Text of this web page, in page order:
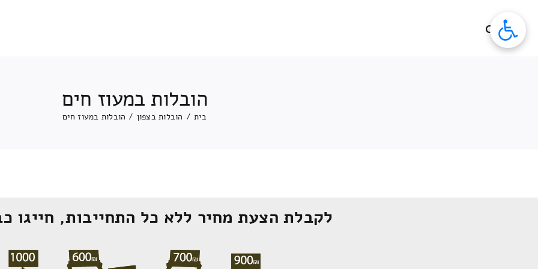
הובלות במעוז חים
בית / הובלות בצפון / הובלות במעוז חים
לקבלת הצעת מחיר ללא כל התחייבות, חייגו